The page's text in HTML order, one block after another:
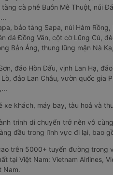
tàng cà phê Buôn Mê Thuột, núi
bảo tàng Sapa, núi Hàm
đá Đồng Văn, cột cờ Lũng Cú,
Bản Áng, thung lũng mận Nà
đảo Hòn Dấu, vịnh Lan Hạ,
Lò, đảo Lan Châu, vườn quốc gia
xe khách, máy bay, tàu hoả và
trình di chuyển trở nên vô
đầu trong lĩnh vực đi lại, bao
trên 5000+ tuyến đường trong
tại Việt Nam: Vietnam Airlines,
Nam.